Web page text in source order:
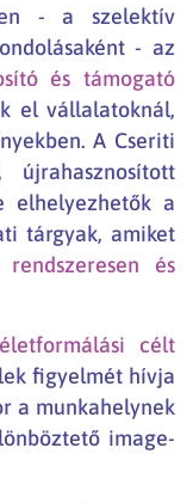
- a szelektív
- az
és támogató
el vállalatoknál,
A Cseriti
elhelyezhetők a
tárgyak, amiket
rendszeresen és
célt
figyelmét hívja
a munkahelynek
image-